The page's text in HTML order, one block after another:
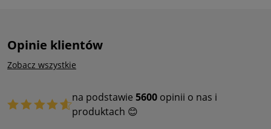
Opinie klientów
Zobacz wszystkie
na podstawie 5600 opinii o nas i
produktach 😊